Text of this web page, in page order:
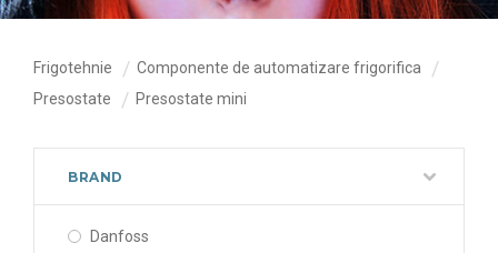
Frigotehnie
Componente de automatizare frigorifica
Presostate
Presostate mini
BRAND
Danfoss